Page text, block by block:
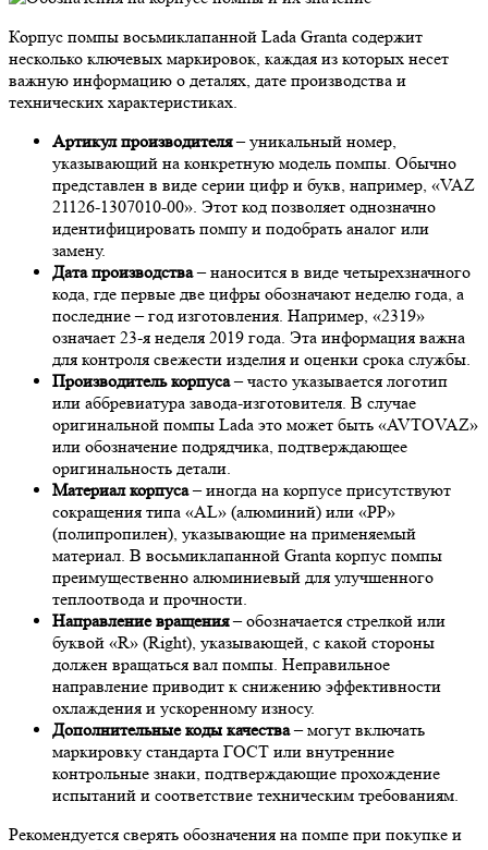
Корпус помпы восьмиклапанной Lada Granta содержит
несколько ключевых маркировок, каждая из которых несет
важную информацию о деталях, дате производства и
технических характеристиках.
Артикул производителя– уникальный номер,
указывающий на конкретную модель помпы. Обычно
представлен в виде серии цифр и букв, например, «VAZ
21126-1307010-00». Этот код позволяет однозначно
идентифицировать помпу и подобрать аналог или
замену.
Дата производства– наносится в виде четырехзначного
кода, где первые две цифры обозначают неделю года, а
последние – год изготовления. Например, «2319»
означает 23-я неделя 2019 года. Эта информация важна
для контроля свежести изделия и оценки срока службы.
Производитель корпуса– часто указывается логотип
или аббревиатура завода-изготовителя. В случае
оригинальной помпы Lada это может быть «AVTOVAZ»
или обозначение подрядчика, подтверждающее
оригинальность детали.
Материал корпуса– иногда на корпусе присутствуют
сокращения типа «AL» (алюминий) или «PP»
(полипропилен), указывающие на применяемый
материал. В восьмиклапанной Granta корпус помпы
преимущественно алюминиевый для улучшенного
теплоотвода и прочности.
Направление вращения– обозначается стрелкой или
буквой «R» (Right), указывающей, с какой стороны
должен вращаться вал помпы. Неправильное
направление приводит к снижению эффективности
охлаждения и ускоренному износу.
Дополнительные коды качества– могут включать
маркировку стандарта ГОСТ или внутренние
контрольные знаки, подтверждающие прохождение
испытаний и соответствие техническим требованиям.
Рекомендуется сверять обозначения на помпе при покупке и